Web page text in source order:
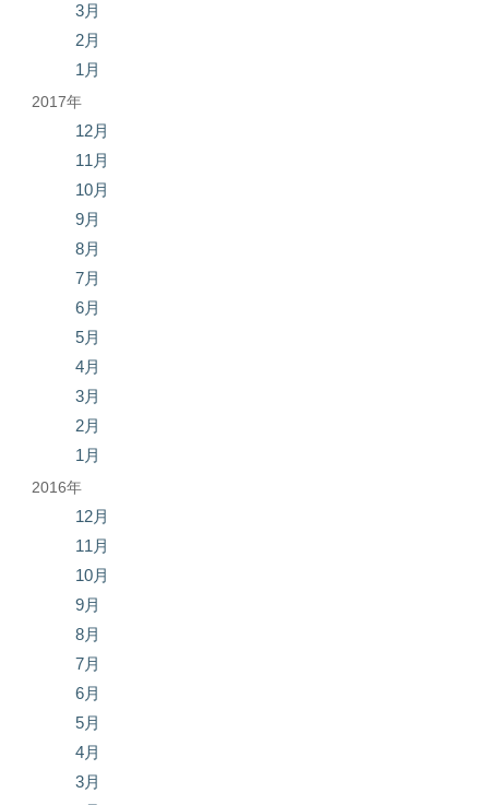
3月
2月
1月
2017年
12月
11月
10月
9月
8月
7月
6月
5月
4月
3月
2月
1月
2016年
12月
11月
10月
9月
8月
7月
6月
5月
4月
3月